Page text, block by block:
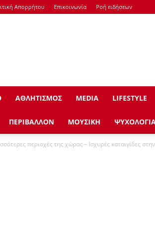
Απορρήτου Επικοινωνία Ροή ειδήσεων
ΑΘΛΗΤΙΣΜΟΣ ΜEDIA LIFESTYLE
ΠΕΡΙΒΑΛΛΟΝ ΜΟΥΣΙΚΗ
περιοχές της χώρας – Ισχυρές καταιγίδες